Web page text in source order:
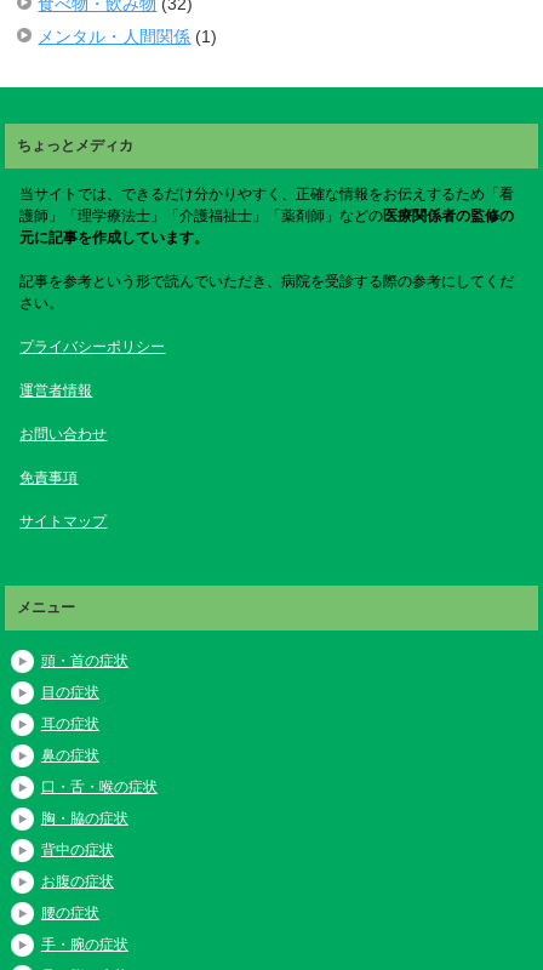
メンタル・人間関係 (1)
ちょっとメディカ
当サイトでは、できるだけ分かりやすく、正確な情報をお伝えするため「看
護師」「理学療法士」「介護福祉士」「薬剤師」などの医療関係者の監修の
元に記事を作成しています。
記事を参考という形で読んでいただき、病院を受診する際の参考にしてくだ
さい。
プライバシーポリシー
運営者情報
お問い合わせ
免責事項
サイトマップ
メニュー
頭・首の症状
目の症状
耳の症状
鼻の症状
口・舌・喉の症状
胸・脇の症状
背中の症状
お腹の症状
腰の症状
手・腕の症状